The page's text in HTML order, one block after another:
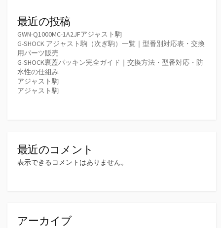
最近の投稿
GWN-Q1000MC-1A2JFアジャスト駒
G-SHOCK アジャスト駒（次ぎ駒）一覧｜型番別対応表・交換
用パーツ販売
G-SHOCK裏蓋パッキン完全ガイド｜交換方法・型番対応・防
水性の仕組み
アジャスト駒
アジャスト駒
最近のコメント
表示できるコメントはありません。
アーカイブ